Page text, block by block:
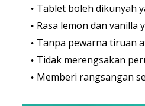
Tablet boleh dikunyah
Rasa lemon dan vanilla
Tanpa pewarna tiruan
Tidak merengsakan
Memberi rangsangan